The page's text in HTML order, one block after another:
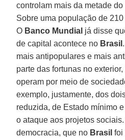
controlam mais da metade
Sobre uma população de
O Banco Mundial já disse
de capital acontece no Brasil
mais antipopulares e mais
parte das fortunas no
operam por meio de
exemplo, justamente, dos
reduzida, de Estado mínimo
o ataque aos projetos
democracia, que no Brasil foi